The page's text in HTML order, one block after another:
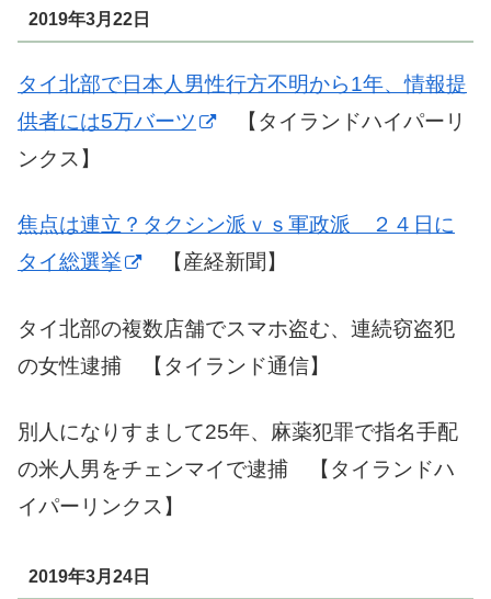
2019年3月22日
タイ北部で日本人男性行方不明から1年、情報提
供者には5万バーツ
【タイランドハイパーリ
ンクス】
焦点は連立？タクシン派ｖｓ軍政派 ２４日に
タイ総選挙
【産経新聞】
タイ北部の複数店舗でスマホ盗む、連続窃盗犯
の女性逮捕 【タイランド通信】
別人になりすまして25年、麻薬犯罪で指名手配
の米人男をチェンマイで逮捕 【タイランドハ
イパーリンクス】
2019年3月24日